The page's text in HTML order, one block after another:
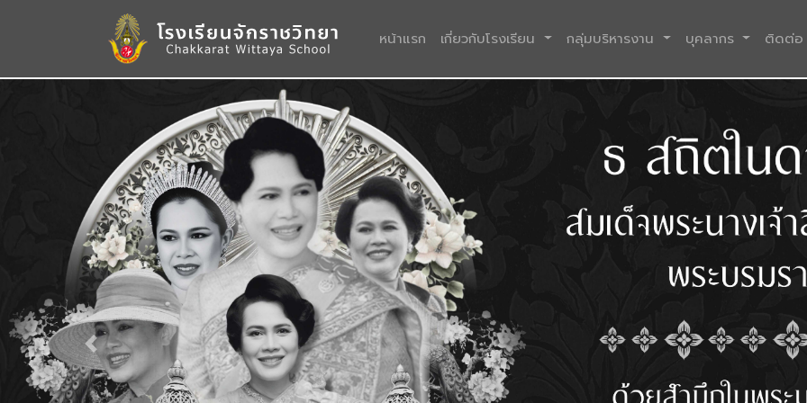
หน้าแรก (current)
เกี่ยวกับโรงเรียน กลุ่มบริหารงาน บุคลากร ติดต่อ
Previous